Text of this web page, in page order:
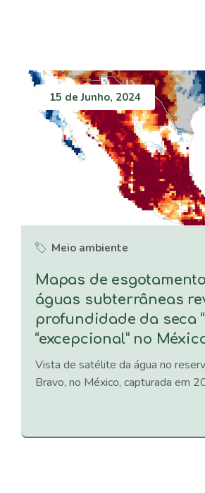
15 de Junho, 2024
Meio ambiente
Mapas de
águas subterrâneas
profundidade da seca
“excepcional” no
Vista de satélite da água no
Bravo, no México, capturada em